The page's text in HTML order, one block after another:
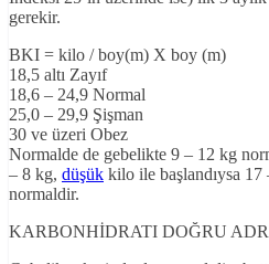
gerekir.
BKI = kilo / boy(m) X boy (m)
18,5 altı Zayıf
18,6 – 24,9 Normal
25,0 – 29,9 Şişman
30 ve üzeri Obez
Normalde de gebelikte 9 – 12 kg
– 8 kg, düşük kilo ile başlandıysa 17
normaldir.
KARBONHİDRATI DOĞRU